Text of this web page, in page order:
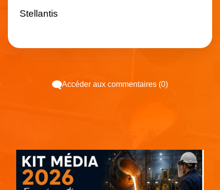
Stellantis
Accéder aux commentaires (0)